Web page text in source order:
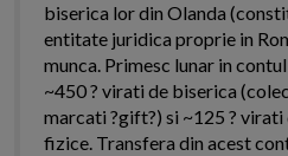
biserica lor din Olanda
entitate juridica proprie in
munca. Primesc lunar in
~450 ? virati de biserica
marcati ?gift?) si ~125 ?
fizice. Transfera din acest